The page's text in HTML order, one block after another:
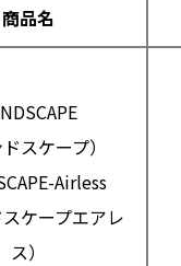
商品名
ドスケープ）
Airless
スケープエアレ
ス）